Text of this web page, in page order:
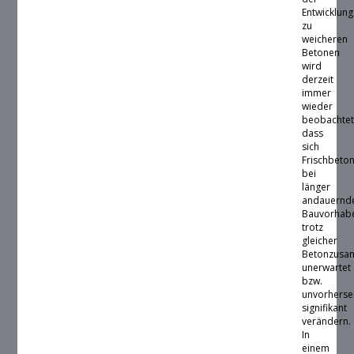
Entwicklung
zu
weicheren
Betonen
wird
derzeit
immer
wieder
dass
sich
bei
länger
trotz
gleicher
unerwartet
bzw.
signifikant
verändern.
In
einem